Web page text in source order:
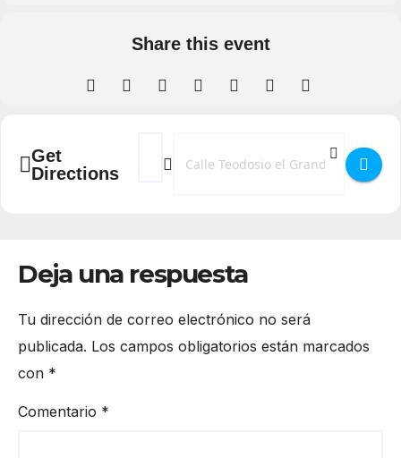
Share this event
Get
Directions
Address - Presentación de libros de Isa
Destination Address - Presentación
Deja una respuesta
Tu dirección de correo electrónico no será
publicada. Los campos obligatorios están marcados
con *
Comentario *